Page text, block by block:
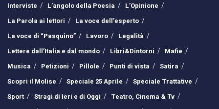
Interviste
L’angolo della Poesia
L’Opinione
La Parola ai lettori
La voce dell’esperto
La voce di “Pasquino”
Lavoro
Legalità
Lettere dall’Italia e dal mondo
Libri&Dintorni
Mafie
Musica
Petizioni Pillole Punti di vista
Satira
Scopri il Molise
Speciale 25 Aprile
Speciale Trattative
Sport
Stragi di Ieri e di Oggi
Teatro, Cinema & Tv